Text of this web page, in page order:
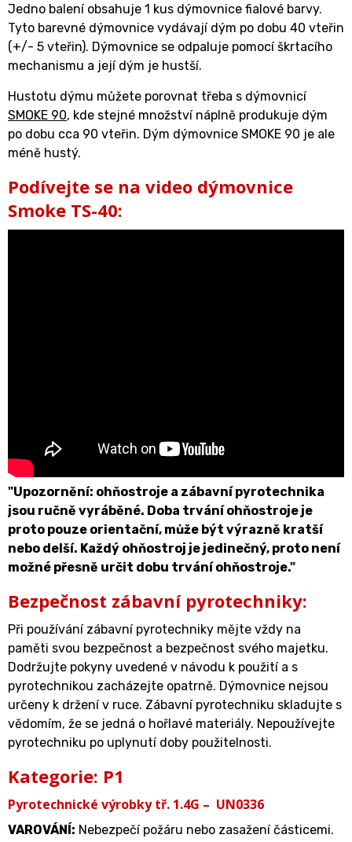
Jedno balení obsahuje 1 kus dýmovnice fialové barvy.
Tyto barevné dýmovnice vydávají dým po dobu 40 vteřin
(+/- 5 vteřin). Dýmovnice se odpaluje pomocí škrtacího
mechanismu a její dým je hustší.
Hustotu dýmu můžete porovnat třeba s dýmovnicí
SMOKE 90, kde stejné množství náplně produkuje dým
po dobu cca 90 vteřin. Dým dýmovnice SMOKE 90 je ale
méně hustý.
Podívejte se na video dýmovnice
Smoke TS-40:
"Upozornění: ohňostroje a zábavní pyrotechnika
jsou ručně vyráběné. Doba trvání ohňostroje je
proto pouze orientační, může být výrazně kratší
nebo delší. Každý ohňostroj je jedinečný, proto není
možné přesně určit dobu trvání ohňostroje."
Bezpečnost zábavní pyrotechniky:
Při používání zábavní pyrotechniky mějte vždy na
paměti svou bezpečnost a bezpečnost svého majetku.
Dodržujte pokyny uvedené v návodu k použití a s
pyrotechnikou zacházejte opatrně. Dýmovnice nejsou
určeny k držení v ruce. Zábavní pyrotechniku skladujte s
vědomím, že se jedná o hořlavé materiály. Nepoužívejte
pyrotechniku po uplynutí doby použitelnosti.
Kategorie: P1
Pyrotechnické výrobky tř. 1.4G – UN0336
VAROVÁNÍ: Nebezpečí požáru nebo zasažení částicemi.